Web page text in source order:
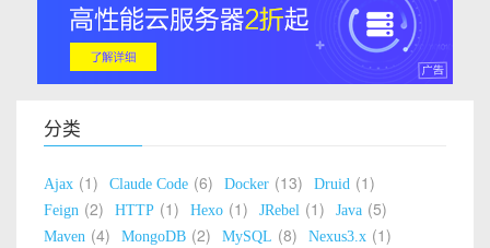
分类
Ajax 1 Claude Code 6 Docker 13 Druid 1
Feign 2 HTTP 1 Hexo 1 JRebel 1 Java 5
Maven 4 MongoDB 2 MySQL 8 Nexus3.x 1